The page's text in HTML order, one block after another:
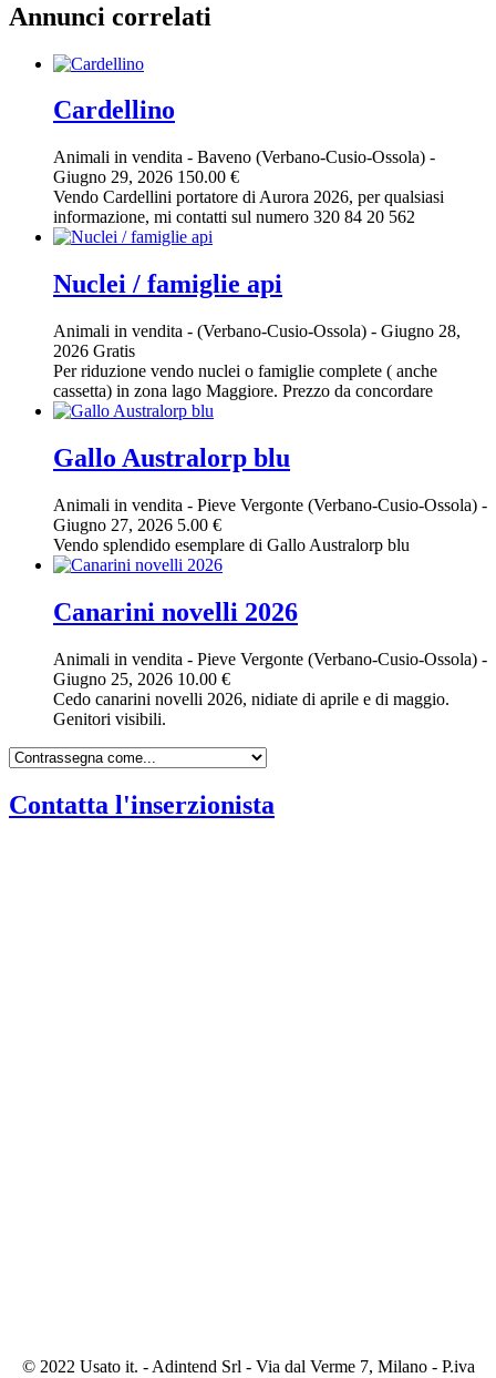
Annunci correlati
Cardellino
Animali in vendita - Baveno (Verbano-Cusio-Ossola) -
Giugno 29, 2026 150.00 €
Vendo Cardellini portatore di Aurora 2026, per qualsiasi
informazione, mi contatti sul numero 320 84 20 562
Nuclei / famiglie api
Animali in vendita - (Verbano-Cusio-Ossola) - Giugno 28,
2026 Gratis
Per riduzione vendo nuclei o famiglie complete ( anche
cassetta) in zona lago Maggiore. Prezzo da concordare
Gallo Australorp blu
Animali in vendita - Pieve Vergonte (Verbano-Cusio-Ossola) -
Giugno 27, 2026 5.00 €
Vendo splendido esemplare di Gallo Australorp blu
Canarini novelli 2026
Animali in vendita - Pieve Vergonte (Verbano-Cusio-Ossola) -
Giugno 25, 2026 10.00 €
Cedo canarini novelli 2026, nidiate di aprile e di maggio.
Genitori visibili.
Contatta l'inserzionista
© 2022 Usato it. - Adintend Srl - Via dal Verme 7, Milano - P.iva